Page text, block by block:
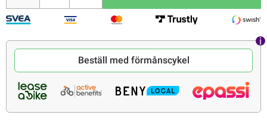
Beställ med förmånscykel